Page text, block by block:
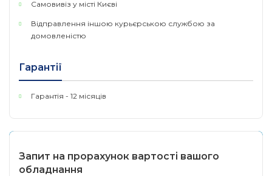
Самовивіз у місті Києві
Відправлення іншою курьєрською службою за
домовленістю
Гарантії
Гарантія - 12 місяців
Запит на прорахунок вартості вашого
обладнання